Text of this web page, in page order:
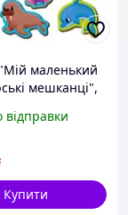
маленький
мешканці",
відправки
Купити